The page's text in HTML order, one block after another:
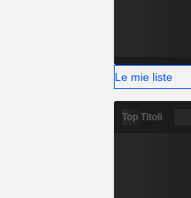
Le mie liste
Top Titoli